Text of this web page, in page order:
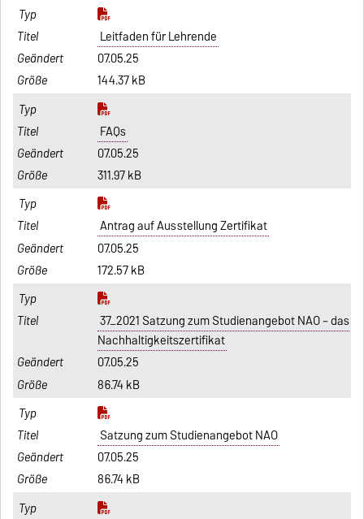
Leitfaden für Lehrende
07.05.25
144.37 kB
FAQs
07.05.25
311.97 kB
Antrag auf Ausstellung Zertifikat
07.05.25
172.57 kB
37_2021 Satzung zum Studienangebot NAO – das
Nachhaltigkeitszertifikat
07.05.25
86.74 kB
Satzung zum Studienangebot NAO
07.05.25
86.74 kB